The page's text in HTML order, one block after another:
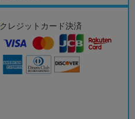
クレジットカード決済